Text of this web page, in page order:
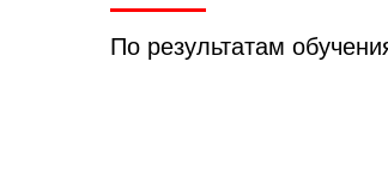
По результатам